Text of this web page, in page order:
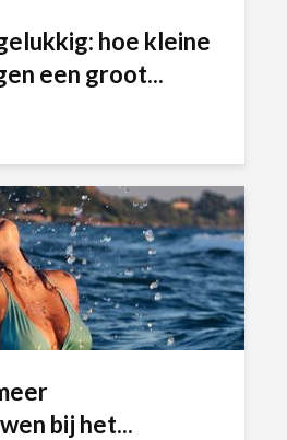
hoe kleine
een groot...
bij het...